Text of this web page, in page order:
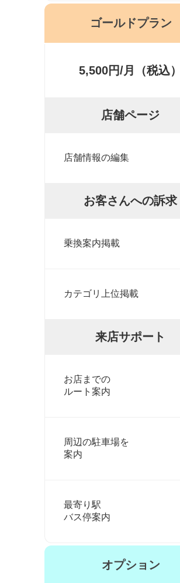
ゴールドプラン
5,500円/月（税込）
店舗ページ
店舗情報の編集
お客さんへの訴求
乗換案内掲載
カテゴリ上位掲載
来店サポート
お店までの
ルート案内
周辺の駐車場を
案内
最寄り駅
バス停案内
オプション